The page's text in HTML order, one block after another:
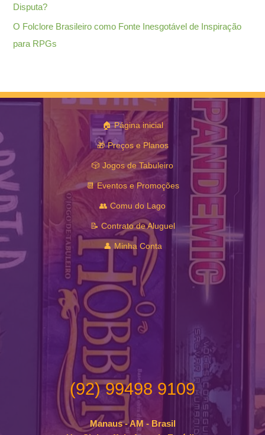
Disputa?
O Folclore Brasileiro como Fonte Inesgotável de Inspiração
para RPGs
🏠 Página inicial
🎁 Preços e Planos
🎲 Jogos de Tabuleiro
📆 Eventos e Promoções
👥 Comu do Lago
📝 Contrato de Aluguel
👤 Minha Conta
(92) 99498 9109
Manaus - AM - Brasil